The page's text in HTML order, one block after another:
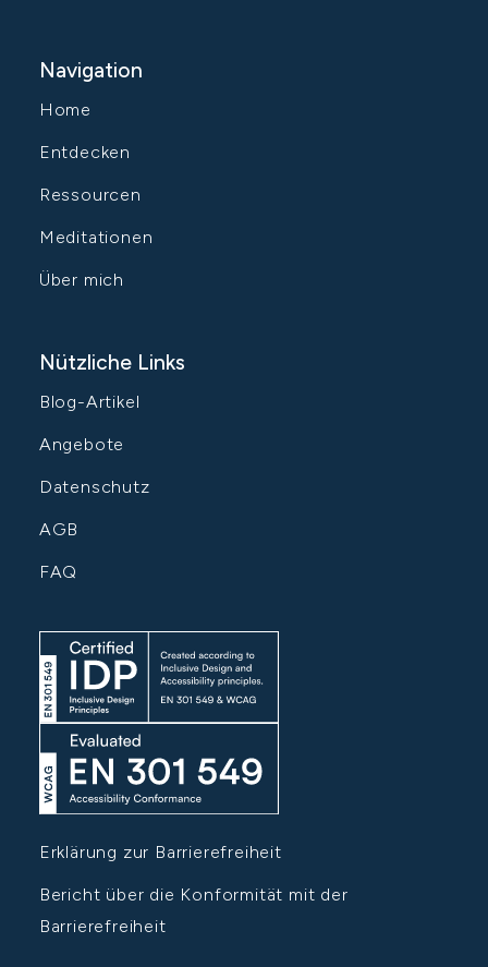
Navigation
Home
Entdecken
Ressourcen
Meditationen
Über mich
Nützliche Links
Blog-Artikel
Angebote
Datenschutz
AGB
FAQ
Erklärung zur Barrierefreiheit
Bericht über die Konformität mit der
Barrierefreiheit